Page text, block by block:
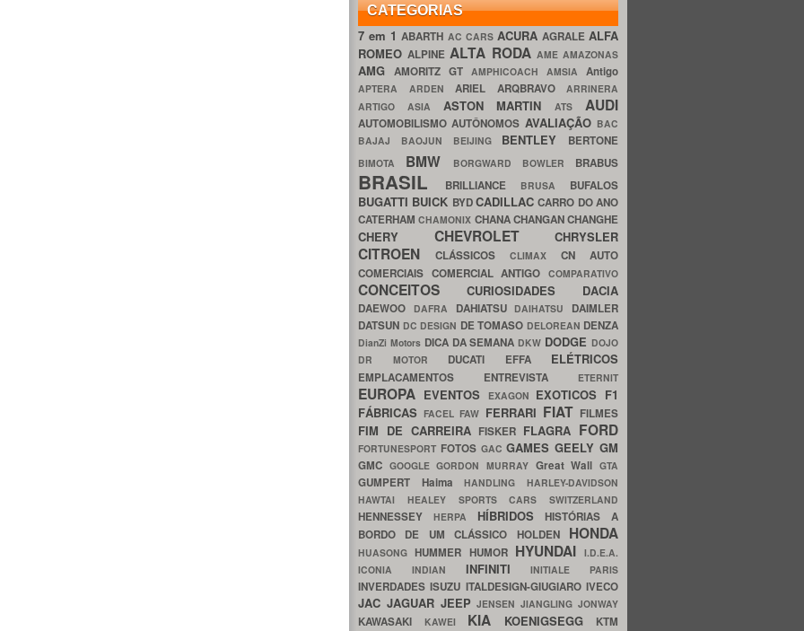
CATEGORIAS
7 em 1ABARTH AC CARS ACURA AGRALE ALFA
ROMEOALPINEALTA RODA AME AMAZONAS
AMG AMORITZ GT AMPHICOACH AMSIA Antigo
APTERA ARDEN ARIEL ARQBRAVO ARRINERA
ARTIGO ASIA ASTON MARTINATS AUDI
AUTOMOBILISMOAUTÔNOMOS AVALIAÇÃO BAC
BAJAJ BAOJUN BEIJING BENTLEY BERTONE
BIMOTA BMW BORGWARD BOWLER BRABUS
BRASIL BRILLIANCE BRUSA BUFALOS
BUGATTI BUICK BYDCADILLACCARRO DO ANO
CATERHAMCHAMONIX CHANACHANGANCHANGHE
CHERY CHEVROLET CHRYSLER
CITROEN CLÁSSICOS CLIMAX CN AUTO
COMERCIAIS COMERCIAL ANTIGOCOMPARATIVO
CONCEITOS CURIOSIDADES DACIA
DAEWOO DAFRA DAHIATSU DAIHATSU DAIMLER
DATSUN DC DESIGN DE TOMASO DELOREAN DENZA
DianZi Motors DICA DA SEMANA DKW DODGE DOJO
DR MOTOR DUCATI EFFA ELÉTRICOS
EMPLACAMENTOS ENTREVISTA ETERNIT
EUROPA EVENTOS EXAGON EXOTICOS F1
FÁBRICASFACELFAW FERRARI FIAT FILMES
FIM DE CARREIRA FISKER FLAGRA FORD
FORTUNESPORT FOTOS GACGAMESGEELYGM
GMC GOOGLEGORDON MURRAY Great WallGTA
GUMPERT HaimaHANDLINGHARLEY-DAVIDSON
HAWTAI HEALEY SPORTS CARS SWITZERLAND
HENNESSEY HERPA HÍBRIDOSHISTÓRIAS A
BORDO DE UM CLÁSSICO HOLDEN HONDA
HUASONGHUMMER HUMOR HYUNDAI I.D.E.A.
ICONIA INDIAN INFINITIINITIALE PARIS
INVERDADESISUZU ITALDESIGN-GIUGIAROIVECO
JAC JAGUAR JEEPJENSENJIANGLINGJONWAY
KAWASAKI KAWEI KIA KOENIGSEGG KTM